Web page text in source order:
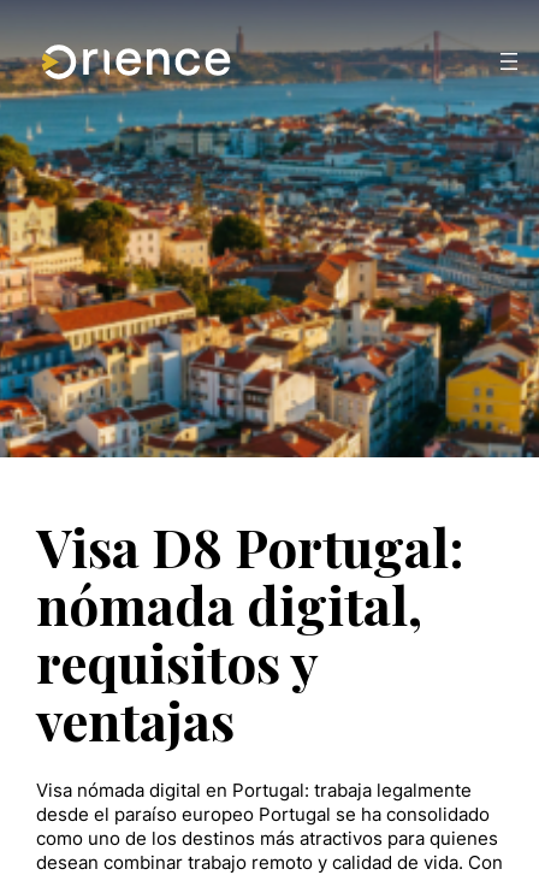
Visa D8 Portugal:
nómada digital,
requisitos y
ventajas
Visa nómada digital en Portugal: trabaja legalmente
desde el paraíso europeo Portugal se ha consolidado
como uno de los destinos más atractivos para quienes
desean combinar trabajo remoto y calidad de vida. Con